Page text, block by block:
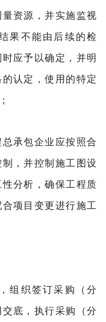
资源，并实施监视
果不能由后续的检
应予以确定，并明
认定，使用的特定
承包企业应按照合
，并控制施工图设
分析，确保工程质
项目变更进行施工
组织签订采购（分
底，执行采购（分